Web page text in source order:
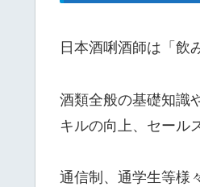
日本酒唎酒師は「飲
酒類全般の基礎知識
キルの向上、セール
通信制、通学生等様